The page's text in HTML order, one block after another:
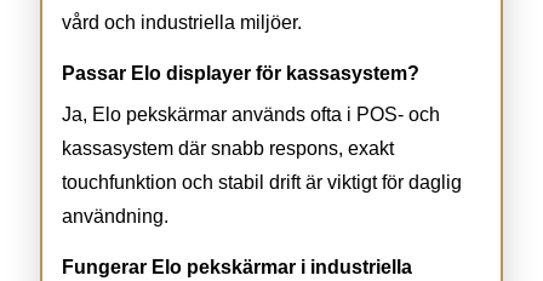
vård och industriella miljöer.
Passar Elo displayer för kassasystem?
Ja, Elo pekskärmar används ofta i POS- och
kassasystem där snabb respons, exakt
touchfunktion och stabil drift är viktigt för daglig
användning.
Fungerar Elo pekskärmar i industriella